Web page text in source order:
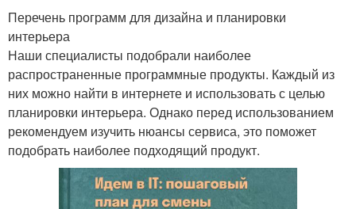
Перечень программ для дизайна и планировки
интерьера
Наши специалисты подобрали наиболее
распространенные программные продукты. Каждый из
них можно найти в интернете и использовать с целью
планировки интерьера. Однако перед использованием
рекомендуем изучить нюансы сервиса, это поможет
подобрать наиболее подходящий продукт.